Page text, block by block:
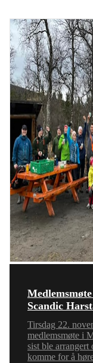
Scandic
Tirsdag 22.
medlemsmøte i
sist ble
komme for å